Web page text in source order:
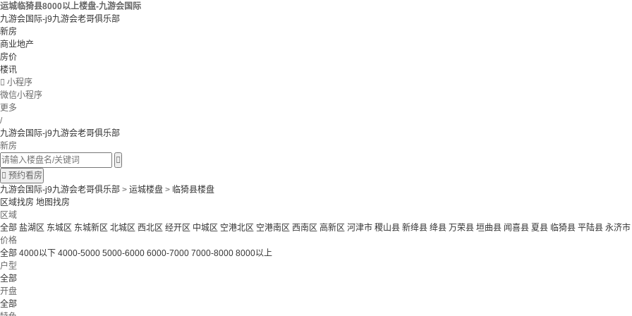
运城临猗县8000以上楼盘-九游会国际
九游会国际-j9九游会老哥俱乐部
新房
商业地产
房价
楼讯
 小程序
微信小程序
更多
/
九游会国际-j9九游会老哥俱乐部
新房

 预约看房
九游会国际-j9九游会老哥俱乐部 > 运城楼盘 > 临猗县楼盘
区域找房 地图找房
区域
全部 盐湖区 东城区 东城新区 北城区 西北区 经开区 中城区 空港北区 空港南区 西南区 高新区 河津市 稷山县 新绛县 绛县 万荣县 垣曲县 闻喜县 夏县 临猗县 平陆县 永济市
价格
全部 4000以下 4000-5000 5000-6000 6000-7000 7000-8000 8000以上
户型
全部
开盘
全部